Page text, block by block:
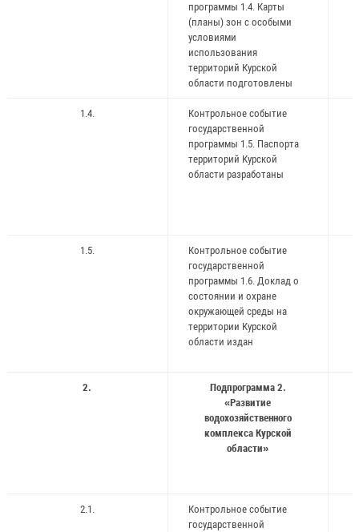
программы 1.4. Карты
(планы) зон с особыми
условиями
использования
территорий Курской
области подготовлены
1.4.
Контрольное событие
государственной
программы 1.5. Паспорта
территорий Курской
области разработаны
1.5.
Контрольное событие
государственной
программы 1.6. Доклад о
состоянии и охране
окружающей среды на
территории Курской
области издан
2.
Подпрограмма 2.
«Развитие
водохозяйственного
комплекса Курской
области»
2.1.
Контрольное событие
государственной